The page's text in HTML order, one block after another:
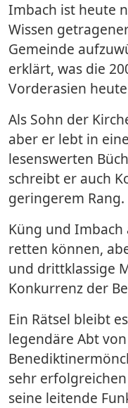
Imbach ist heute
Wissen
Gemeinde
erklärt, was die
Vorderasien
Als Sohn der
aber er lebt in
lesenswerten
schreibt er auch
geringerem Rang.
Küng und
retten können,
und drittklassige
Konkurrenz der
Ein Rätsel bleibt
legendäre Abt
sehr
seine leitende